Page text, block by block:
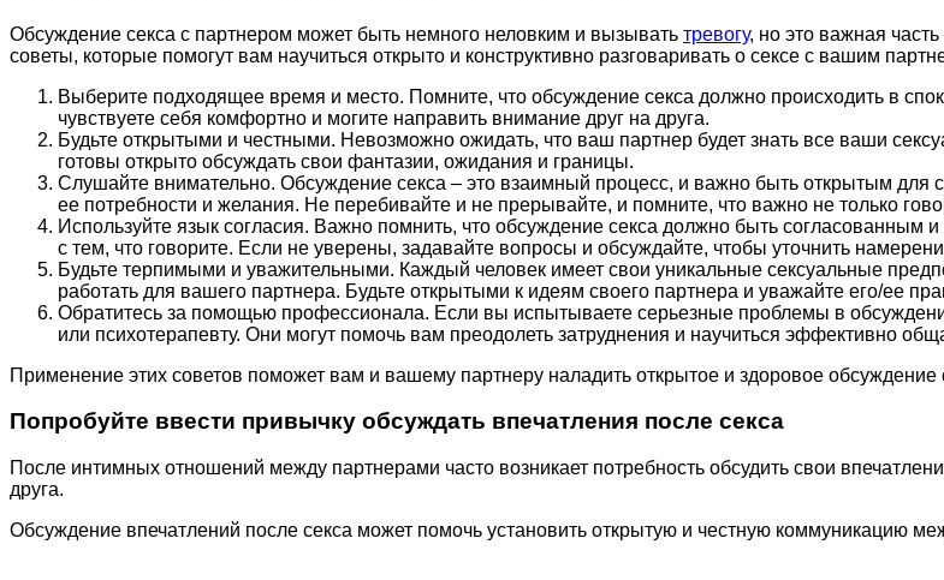
Обсуждение секса с партнером может быть немного неловким и вызывать тревогу, но это важная
советы, которые помогут вам научиться открыто и конструктивно разговаривать о сексе с вашим
Выберите подходящее время и место. Помните, что обсуждение секса должно происходить в
чувствуете себя комфортно и могите направить внимание друг на друга.
Будьте открытыми и честными. Невозможно ожидать, что ваш партнер будет знать все ваши
готовы открыто обсуждать свои фантазии, ожидания и границы.
Слушайте внимательно. Обсуждение секса – это взаимный процесс, и важно быть открытым для
ее потребности и желания. Не перебивайте и не прерывайте, и помните, что важно не только
Используйте язык согласия. Важно помнить, что обсуждение секса должно быть согласованным
с тем, что говорите. Если не уверены, задавайте вопросы и обсуждайте, чтобы уточнить
Будьте терпимыми и уважительными. Каждый человек имеет свои уникальные сексуальные
работать для вашего партнера. Будьте открытыми к идеям своего партнера и уважайте его/ее
Обратитесь за помощью профессионала. Если вы испытываете серьезные проблемы в
или психотерапевту. Они могут помочь вам преодолеть затруднения и научиться эффективно
Применение этих советов поможет вам и вашему партнеру наладить открытое и здоровое
Попробуйте ввести привычку обсуждать впечатления после секса
После интимных отношений между партнерами часто возникает потребность обсудить свои
друга.
Обсуждение впечатлений после секса может помочь установить открытую и честную коммуникацию